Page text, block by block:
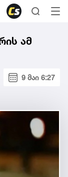
ამ
9 მაი 6:27